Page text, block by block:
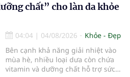
rèn luyện trí não mỗi ngày có thể
tuổi gìn giữ trí nhớ và sống độc lập
chất” cho làn da khỏe
04:04 | 04/08/2026
Khỏe - Đẹp
Bên cạnh khả năng giải nhiệt vào
mùa hè, nhiều loại dưa còn chứa
vitamin và dưỡng chất hỗ trợ sức